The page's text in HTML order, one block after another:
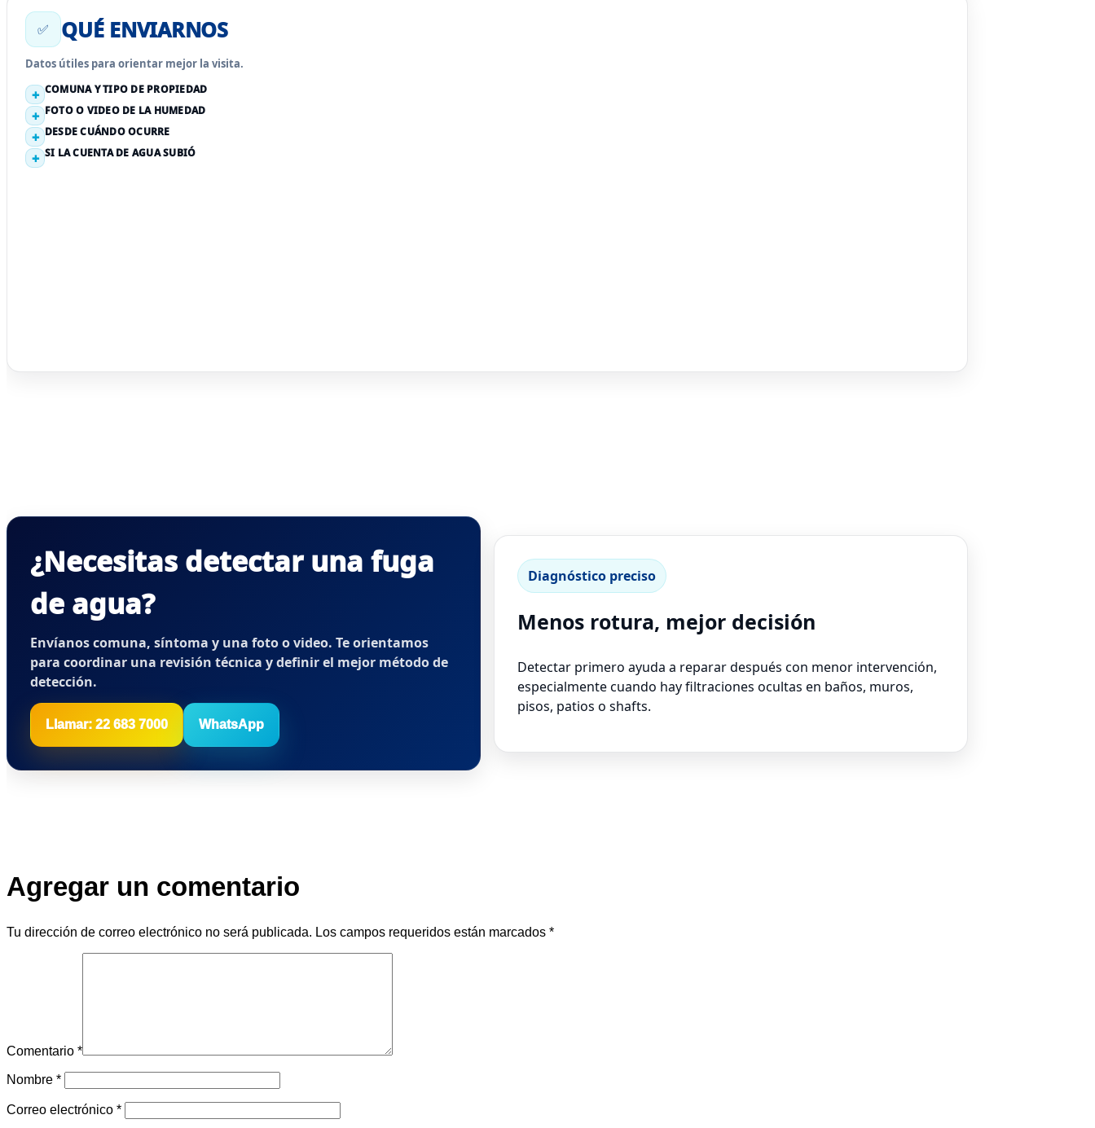
✅ QUÉ ENVIARNOS
Datos útiles para orientar mejor la visita.
COMUNA Y TIPO DE PROPIEDAD
FOTO O VIDEO DE LA HUMEDAD
DESDE CUÁNDO OCURRE
SI LA CUENTA DE AGUA SUBIÓ
¿Necesitas detectar una fuga
de agua?
Envíanos comuna, síntoma y una foto o video. Te orientamos
para coordinar una revisión técnica y definir el mejor método de
detección.
Llamar: 22 683 7000 WhatsApp
Diagnóstico preciso
Menos rotura, mejor decisión
Detectar primero ayuda a reparar después con menor intervención,
especialmente cuando hay filtraciones ocultas en baños, muros,
pisos, patios o shafts.
Agregar un comentario
Tu dirección de correo electrónico no será publicada. Los campos requeridos están marcados *
Comentario *
Nombre *
Correo electrónico *